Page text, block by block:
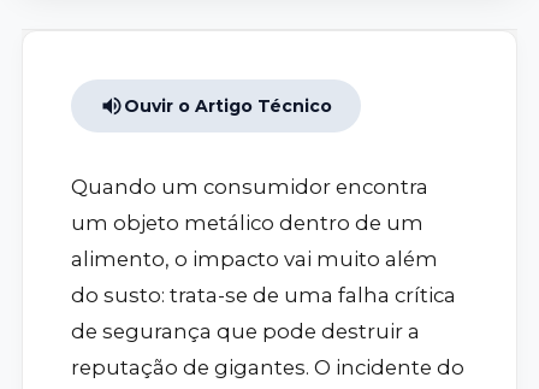
Ouvir o Artigo Técnico
Quando um consumidor encontra
um objeto metálico dentro de um
alimento, o impacto vai muito além
do susto: trata-se de uma falha crítica
de segurança que pode destruir a
reputação de gigantes. O incidente do